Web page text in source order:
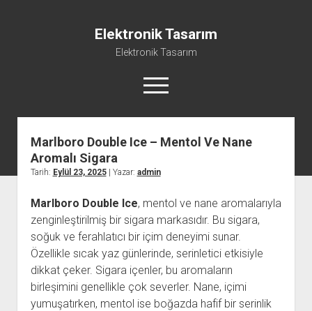
Elektronik Tasarım
Elektronik Tasarım
menüyü
aç
Instagram Gizli Hesap Görme Programsız
Sayfa Listesi
Ücretsiz Şifresiz Tiktok Takipçi Hilesi
Marlboro Double Ice – Mentol Ve Nane
Aromalı Sigara
Tarih: Eylül 23, 2025| Yazar: admin
Marlboro Double Ice, mentol ve nane aromalarıyla
zenginleştirilmiş bir sigara markasıdır. Bu sigara,
soğuk ve ferahlatıcı bir içim deneyimi sunar.
Özellikle sıcak yaz günlerinde, serinletici etkisiyle
dikkat çeker. Sigara içenler, bu aromaların
birleşimini genellikle çok severler. Nane, içimi
yumuşatırken, mentol ise boğazda hafif bir serinlik